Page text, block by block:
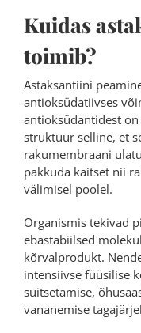
Kuidas
toimib?
Astaksantiini
antioksüdatiivses
antioksüdantidest
struktuur selline, et
rakumembraani
pakkuda kaitset nii
välimisel poolel.
Organismis tekivad
ebastabiilsed
kõrvalprodukt.
intensiivse füüsilise
suitsetamise,
vananemise